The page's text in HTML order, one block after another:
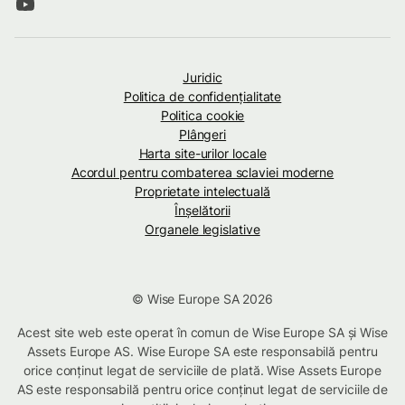
Juridic
Politica de confidenţialitate
Politica cookie
Plângeri
Harta site-urilor locale
Acordul pentru combaterea sclaviei moderne
Proprietate intelectuală
Înșelătorii
Organele legislative
© Wise Europe SA 2026
Acest site web este operat în comun de Wise Europe SA și Wise
Assets Europe AS. Wise Europe SA este responsabilă pentru
orice conținut legat de serviciile de plată. Wise Assets Europe
AS este responsabilă pentru orice conținut legat de serviciile de